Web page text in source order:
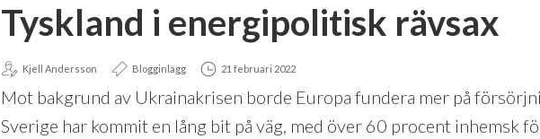
Tyskland i energipolitisk rävsax
Kjell Andersson Blogginlägg 21 februari 2022
Mot bakgrund av Ukrainakrisen borde Europa fundera mer på
Sverige har kommit en lång bit på väg, med över 60 procent inhemsk